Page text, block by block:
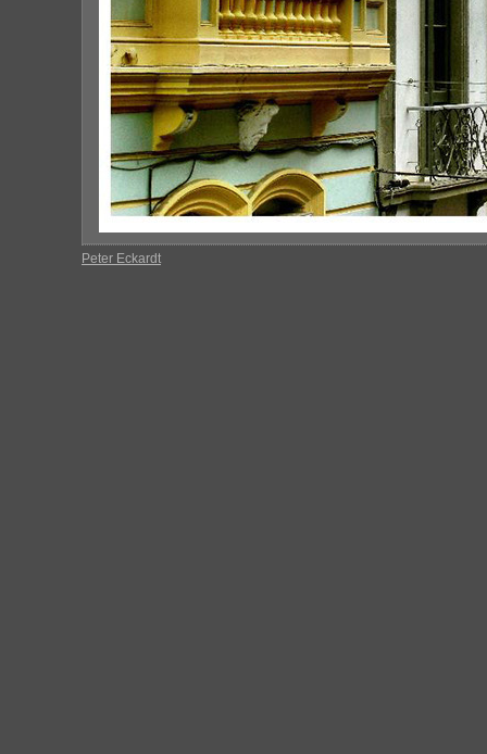
Peter Eckardt